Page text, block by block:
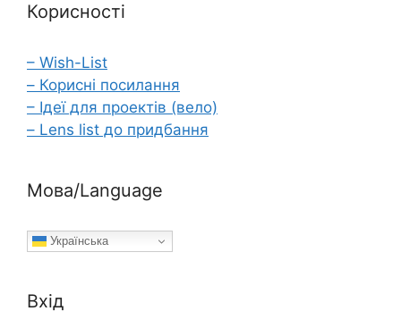
Корисності
– Wish-List
– Корисні посилання
– Ідеї для проектів (вело)
– Lens list до придбання
Мова/Language
Українська
Вхід